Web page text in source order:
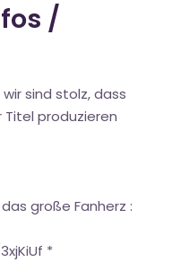
/
sind stolz, dass
Titel produzieren
große Fanherz :
*